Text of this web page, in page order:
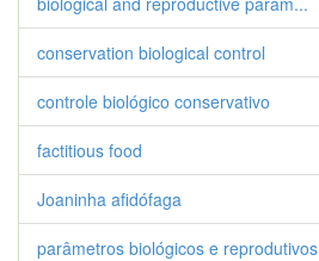
conservation biological control
controle biológico conservativo
factitious food
Joaninha afidófaga
parâmetros biológicos e reprodutivos